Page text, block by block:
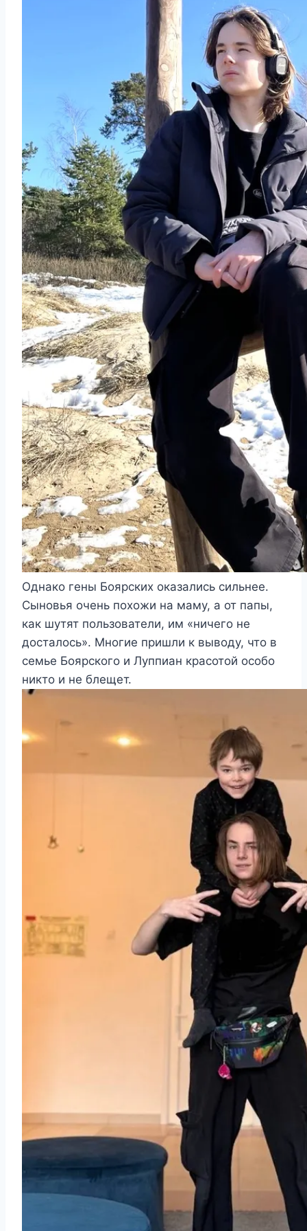
Однако гены Боярских оказались сильнее.
Сыновья очень похожи на маму, а от папы,
как шутят пользователи, им «ничего не
досталось». Многие пришли к выводу, что в
семье Боярского и Луппиан красотой особо
никто и не блещет.